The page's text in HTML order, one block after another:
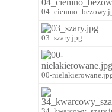
03_szary.jpg
00-